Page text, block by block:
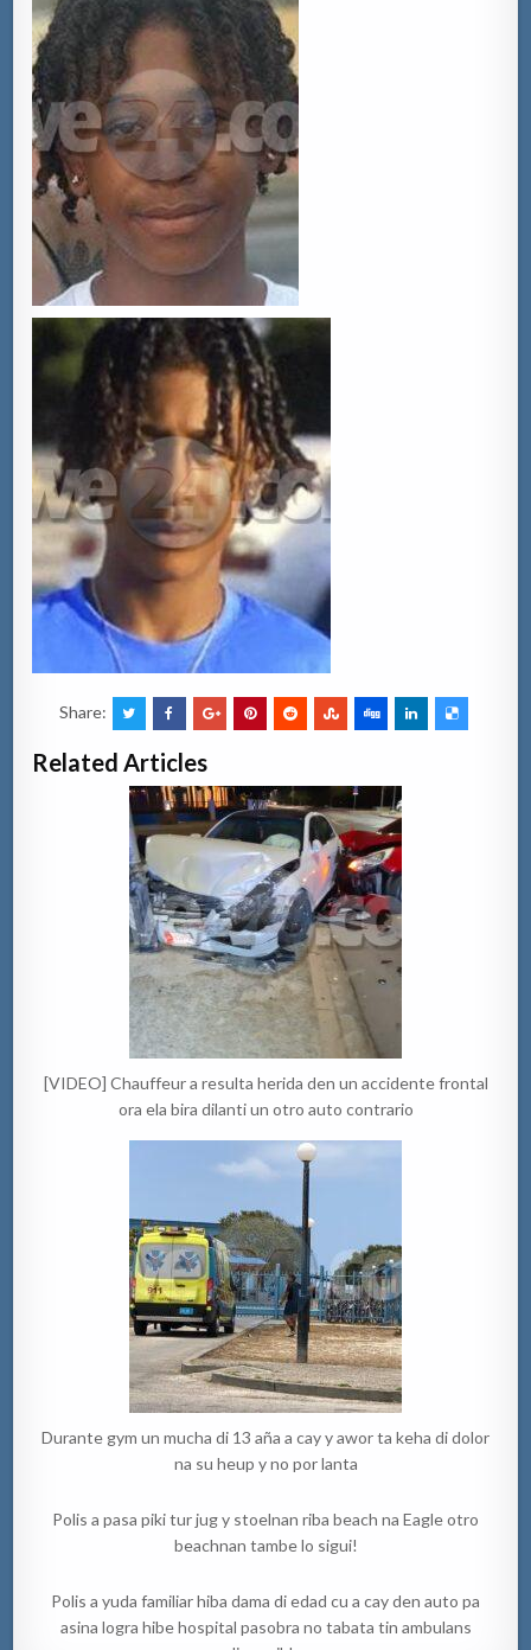
Share:
Related Articles
[VIDEO] Chauffeur a resulta herida den un accidente frontal
ora ela bira dilanti un otro auto contrario
Durante gym un mucha di 13 aña a cay y awor ta keha di dolor
na su heup y no por lanta
Polis a pasa piki tur jug y stoelnan riba beach na Eagle otro
beachnan tambe lo sigui!
Polis a yuda familiar hiba dama di edad cu a cay den auto pa
asina logra hibe hospital pasobra no tabata tin ambulans